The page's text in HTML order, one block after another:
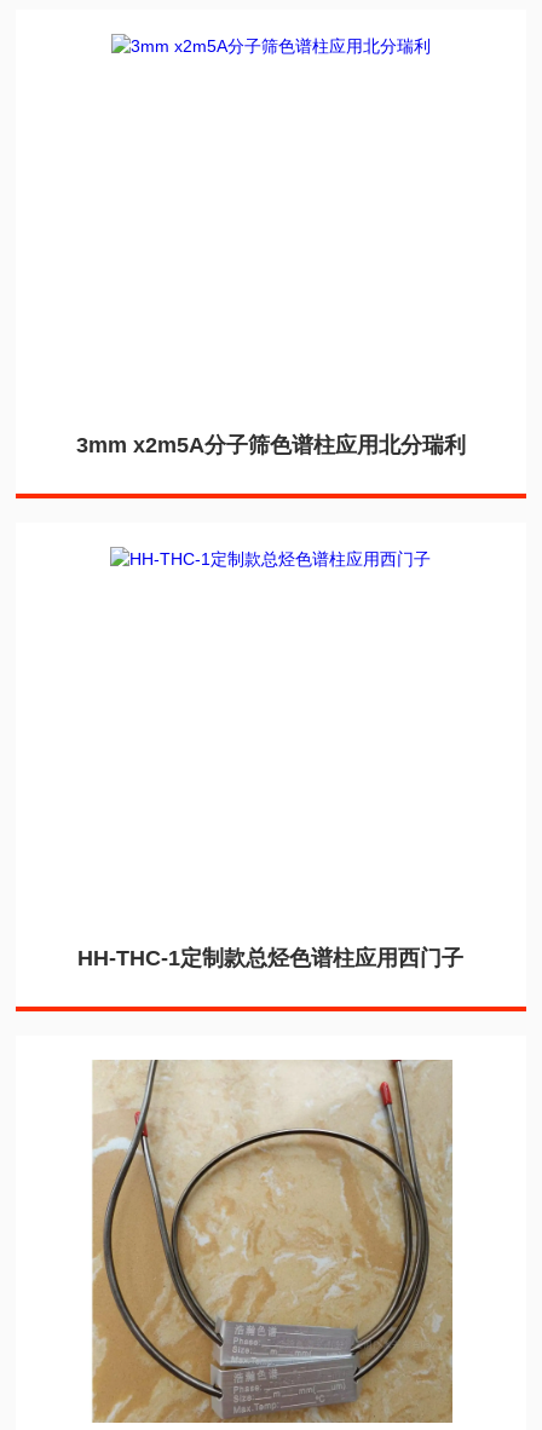
3mm x2m5A分子筛色谱柱应用北分瑞利
HH-THC-1定制款总烃色谱柱应用西门子